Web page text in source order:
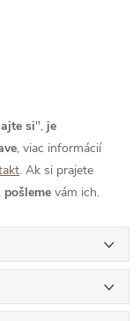
si", je
, viac informácií
. Ak si prajete
pošleme vám ich.